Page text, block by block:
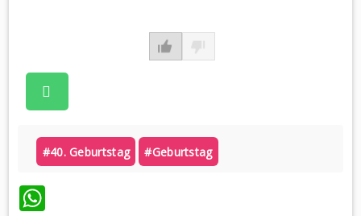
#40. Geburtstag #geburtstag
WhatsApp